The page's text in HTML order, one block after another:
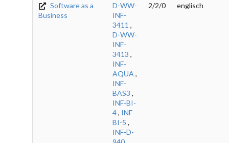
Software as a
Business
D-WW-
INF-
3411 ,
D-WW-
INF-
3413 ,
INF-
AQUA ,
INF-
BAS3 ,
INF-BI-
4, INF-
BI-5 ,
INF-D-
2/2/0 englisch